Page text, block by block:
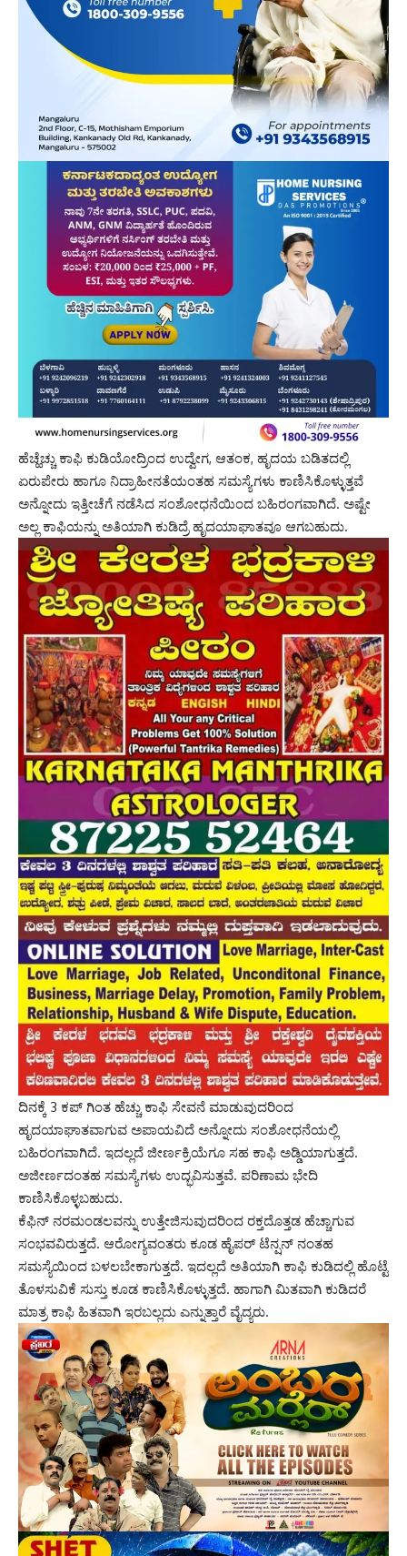
ಹೆಚ್ಹೆಚ್ಚು ಕಾಫಿ ಕುಡಿಯೋದ್ರಿಂದ ಉದ್ವೇಗ, ಆತಂಕ, ಹೃದಯ ಬಡಿತದಲ್ಲಿ
ಏರುಪೇರು ಹಾಗೂ ನಿದ್ರಾಹೀನತೆಯಂತಹ ಸಮಸ್ಯೆಗಳು ಕಾಣಿಸಿಕೊಳ್ಳುತ್ತವೆ
ಅನ್ನೋದು ಇತ್ತೀಚೆಗೆ ನಡೆಸಿದ ಸಂಶೋಧನೆಯಿಂದ ಬಹಿರಂಗವಾಗಿದೆ. ಅಷ್ಟೇ
ಅಲ್ಲ ಕಾಫಿಯನ್ನು ಅತಿಯಾಗಿ ಕುಡಿದ್ರೆ ಹೃದಯಾಘಾತವೂ ಆಗಬಹುದು.
ದಿನಕ್ಕೆ 3 ಕಪ್ ಗಿಂತ ಹೆಚ್ಚು ಕಾಫಿ ಸೇವನೆ ಮಾಡುವುದರಿಂದ
ಹೃದಯಾಘಾತವಾಗುವ ಅಪಾಯವಿದೆ ಅನ್ನೋದು ಸಂಶೋಧನೆಯಲ್ಲಿ
ಬಹಿರಂಗವಾಗಿದೆ. ಇದಲ್ಲದೆ ಜೀರ್ಣಕ್ರಿಯೆಗೂ ಸಹ ಕಾಫಿ ಅಡ್ಡಿಯಾಗುತ್ತದೆ.
ಅಜೀರ್ಣದಂತಹ ಸಮಸ್ಯೆಗಳು ಉದ್ಭವಿಸುತ್ತವೆ. ಪರಿಣಾಮ ಭೇದಿ
ಕಾಣಿಸಿಕೊಳ್ಳಬಹುದು.
ಕೆಫಿನ್ ನರಮಂಡಲವನ್ನು ಉತ್ತೇಜಿಸುವುದರಿಂದ ರಕ್ತದೊತ್ತಡ ಹೆಚ್ಚಾಗುವ
ಸಂಭವವಿರುತ್ತದೆ. ಆರೋಗ್ಯವಂತರು ಕೂಡ ಹೈಪರ್ ಟೆನ್ಷನ್ ನಂತಹ
ಸಮಸ್ಯೆಯಿಂದ ಬಳಲಬೇಕಾಗುತ್ತದೆ. ಇದಲ್ಲದೆ ಅತಿಯಾಗಿ ಕಾಫಿ ಕುಡಿದಲ್ಲಿ ಹೊಟ್ಟೆ
ತೊಳಸುವಿಕೆ ಸುಸ್ತು ಕೂಡ ಕಾಣಿಸಿಕೊಳ್ಳುತ್ತದೆ. ಹಾಗಾಗಿ ಮಿತವಾಗಿ ಕುಡಿದರೆ
ಮಾತ್ರ ಕಾಫಿ ಹಿತವಾಗಿ ಇರಬಲ್ಲದು ಎನ್ನುತ್ತಾರೆ ವೈದ್ಯರು.